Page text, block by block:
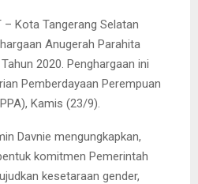
– Kota Tangerang Selatan
Anugerah Parahita
2020. Penghargaan ini
Pemberdayaan Perempuan
Kamis (23/9).
Davnie mengungkapkan,
komitmen Pemerintah
kesetaraan gender,